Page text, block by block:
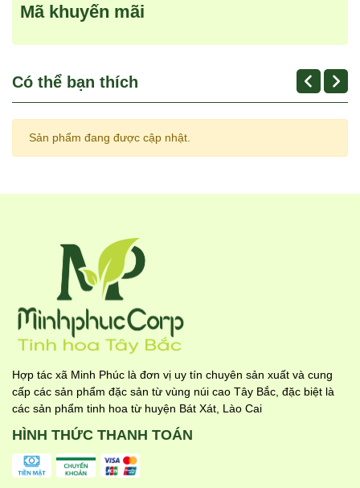
Mã khuyến mãi
Có thể bạn thích
Sản phẩm đang được cập nhật.
Hợp tác xã Minh Phúc là đơn vị uy tín chuyên sản xuất và cung
cấp các sản phẩm đặc sản từ vùng núi cao Tây Bắc, đặc biệt là
các sản phẩm tinh hoa từ huyện Bát Xát, Lào Cai
HÌNH THỨC THANH TOÁN